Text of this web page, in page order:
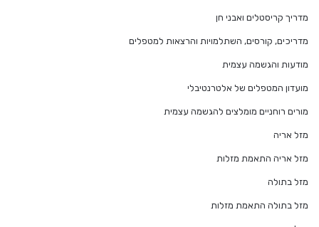
מדריך קריסטלים ואבני חן
מדריכים, קורסים, השתלמויות והרצאות למטפלים
מודעות והגשמה עצמית
מועדון המטפלים של אלטרנטיבלי
מורים רוחניים מומלצים להגשמה עצמית
מזל אריה
מזל אריה התאמת מזלות
מזל בתולה
מזל בתולה התאמת מזלות